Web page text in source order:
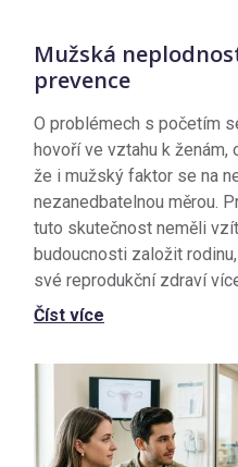
Mužská
prevence
O problémech s početím
hovoří ve vztahu k ženám,
že i mužský faktor se na
nezanedbatelnou měrou.
tuto skutečnost neměli
budoucnosti založit
své reprodukční zdraví
Číst více